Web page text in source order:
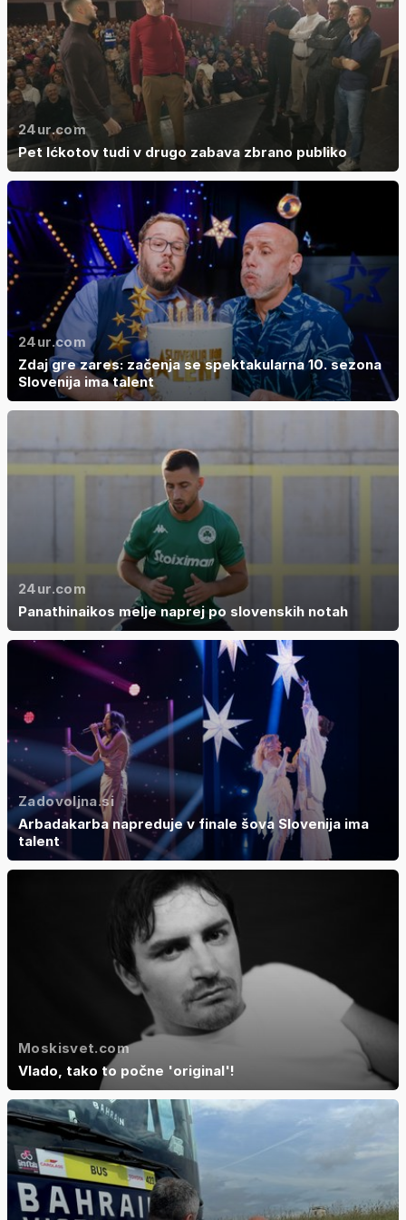
24ur.com
Pet Ićkotov tudi v drugo zabava zbrano publiko
24ur.com
Zdaj gre zares: začenja se spektakularna 10. sezona
Slovenija ima talent
24ur.com
Panathinaikos melje naprej po slovenskih notah
Zadovoljna.si
Arbadakarba napreduje v finale šova Slovenija ima
talent
Moskisvet.com
Vlado, tako to počne 'original'!